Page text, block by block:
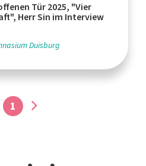
Tür 2025, "Vier
Herr Sin im Interview
Duisburg
1